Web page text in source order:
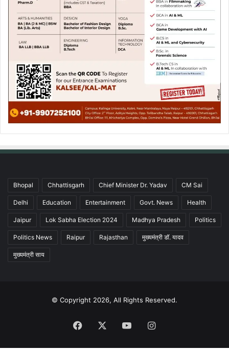
Bhopal Chhattisgarh Chief Minister Dr. Yadav CM Sai
Delhi Education Entertainment Govt. News Health
Jaipur Lok Sabha Election 2024 Madhya Pradesh Politics
Politics News Raipur Rajasthan मुख्यमंत्री डॉ. यादव
मुख्यमंत्री साय
© Copyright 2026, All Rights Reserved.
Facebook YouTubeInstagram